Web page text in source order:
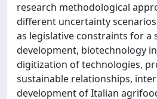
research methodological
different uncertainty
as legislative constraints for a
development, biotechnology
digitization of technologies,
sustainable relationships,
development of Italian